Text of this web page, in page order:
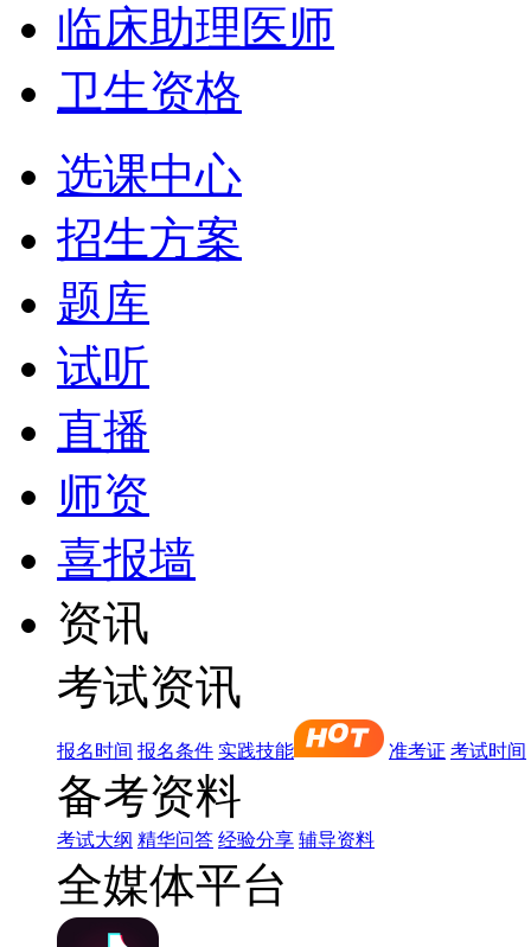
临床助理医师
卫生资格
选课中心
招生方案
题库
试听
直播
师资
喜报墙
资讯
考试资讯
报名时间 报名条件 实践技能 准考证 考试时间
备考资料
考试大纲 精华问答 经验分享 辅导资料
全媒体平台